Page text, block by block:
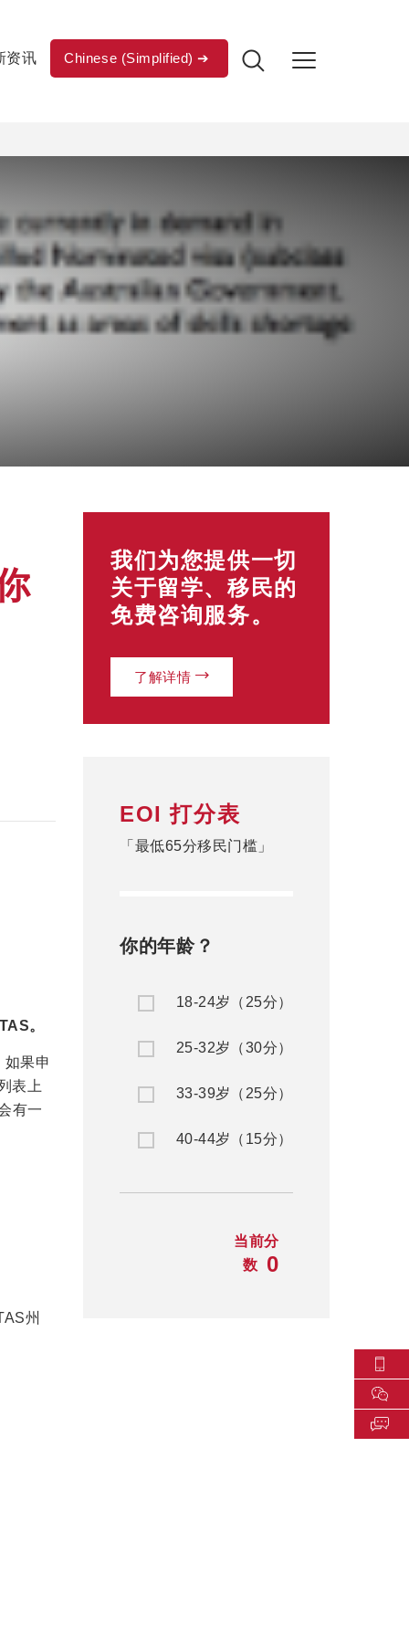
资讯 Chinese (Simplified)
。
如果申
表上
有一
州
我们为您提供一切
关于留学、移民的
免费咨询服务。
了解详情
EOI 打分表
「最低65分移民门槛」
你的年龄？
18-24岁（25分）
25-32岁（30分）
33-39岁（25分）
40-44岁（15分）
当前分
数
0